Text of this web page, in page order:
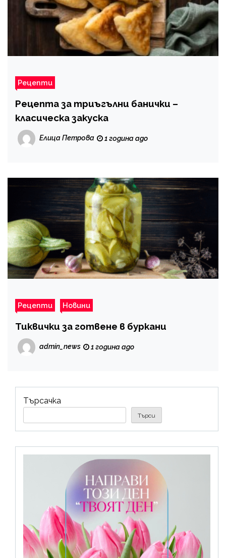
Рецепти
Рецепта за триъгълни банички –
класическа закуска
Елица Петрова 1 година ago
Рецепти Новини
Тиквички за готвене в буркани
admin_news 1 година ago
Търсачка
Търси